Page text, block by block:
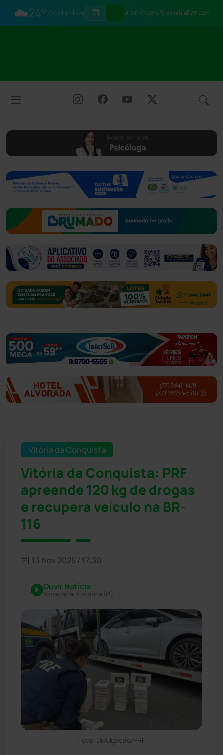
☁️24° Columbus 28° 90% 6km/h 29°/23°
Vitória da Conquista
Vitória da Conquista: PRF
apreende 120 kg de drogas
e recupera veículo na BR-
116
13 Nov 2025 / 17:30
Ouvir Notícia
Narração automática (IA)
Foto: Divulgação/PRF